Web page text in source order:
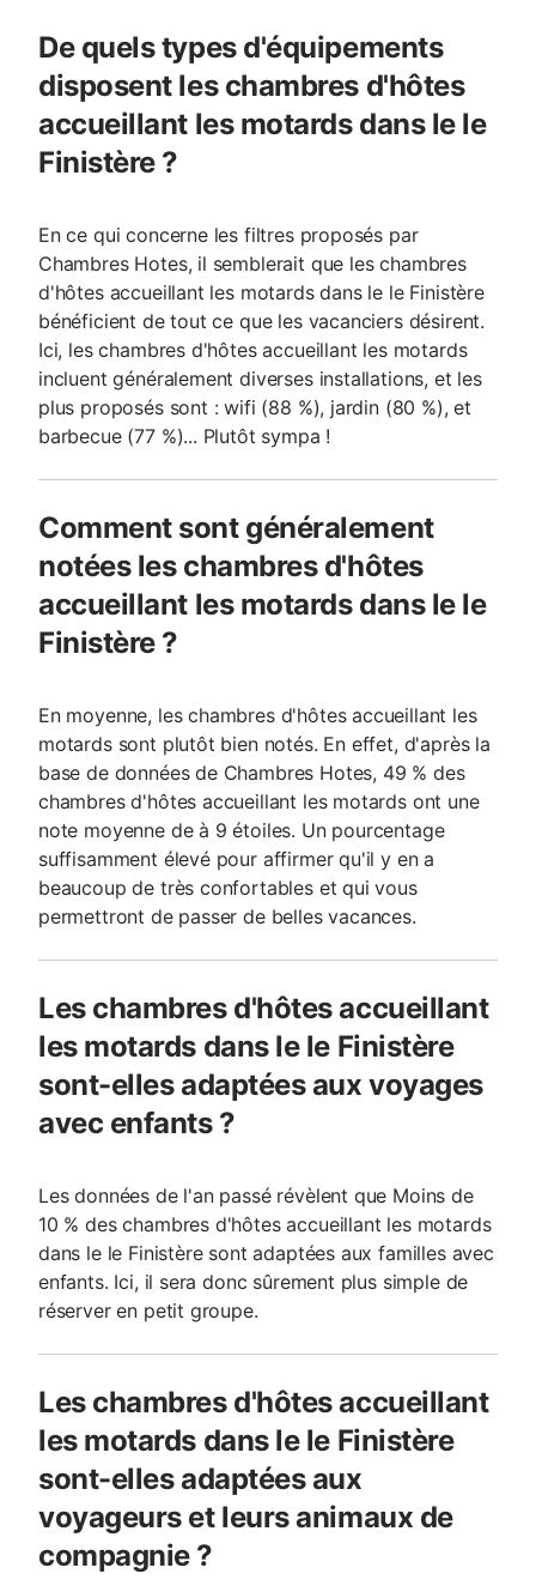
De quels types d'équipements
disposent les chambres d'hôtes
accueillant les motards dans le le
Finistère ?
En ce qui concerne les filtres proposés par
Chambres Hotes, il semblerait que les chambres
d'hôtes accueillant les motards dans le le Finistère
bénéficient de tout ce que les vacanciers désirent.
Ici, les chambres d'hôtes accueillant les motards
incluent généralement diverses installations, et les
plus proposés sont : wifi (88 %), jardin (80 %), et
barbecue (77 %)... Plutôt sympa !
Comment sont généralement
notées les chambres d'hôtes
accueillant les motards dans le le
Finistère ?
En moyenne, les chambres d'hôtes accueillant les
motards sont plutôt bien notés. En effet, d'après la
base de données de Chambres Hotes, 49 % des
chambres d'hôtes accueillant les motards ont une
note moyenne de à 9 étoiles. Un pourcentage
suffisamment élevé pour affirmer qu'il y en a
beaucoup de très confortables et qui vous
permettront de passer de belles vacances.
Les chambres d'hôtes accueillant
les motards dans le le Finistère
sont-elles adaptées aux voyages
avec enfants ?
Les données de l'an passé révèlent que Moins de
10 % des chambres d'hôtes accueillant les motards
dans le le Finistère sont adaptées aux familles avec
enfants. Ici, il sera donc sûrement plus simple de
réserver en petit groupe.
Les chambres d'hôtes accueillant
les motards dans le le Finistère
sont-elles adaptées aux
voyageurs et leurs animaux de
compagnie ?